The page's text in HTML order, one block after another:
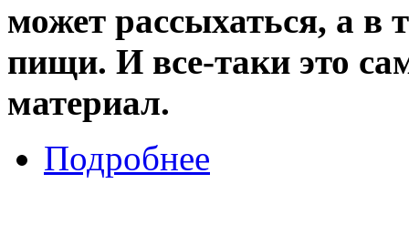
может рассыхаться, а в
пищи. И все-таки это
материал.
Подробнее